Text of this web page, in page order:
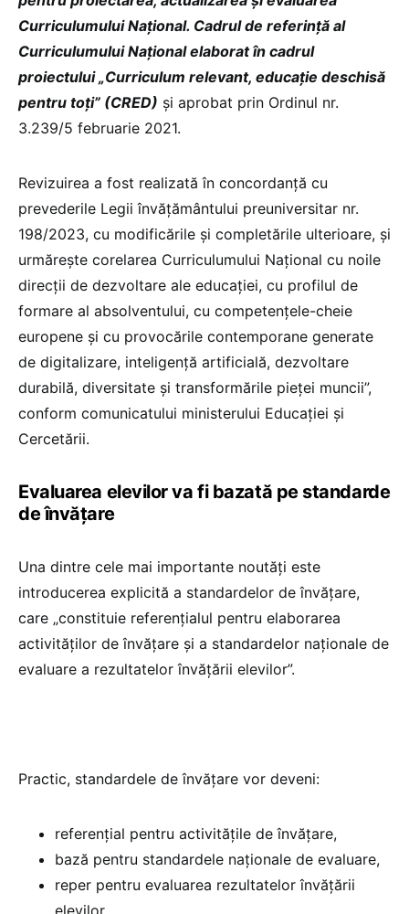
Curriculumului Național. Cadrul de referință al
Curriculumului Național elaborat în cadrul
proiectului „Curriculum relevant, educație deschisă
pentru toți” (CRED) și aprobat prin Ordinul nr.
3.239/5 februarie 2021.
Revizuirea a fost realizată în concordanță cu
prevederile Legii învățământului preuniversitar nr.
198/2023, cu modificările și completările ulterioare, și
urmărește corelarea Curriculumului Național cu noile
direcții de dezvoltare ale educației, cu profilul de
formare al absolventului, cu competențele-cheie
europene și cu provocările contemporane generate
de digitalizare, inteligență artificială, dezvoltare
durabilă, diversitate și transformările pieței muncii”,
conform comunicatului ministerului Educației și
Cercetării.
Evaluarea elevilor va fi bazată pe standarde
de învățare
Una dintre cele mai importante noutăți este
introducerea explicită a standardelor de învățare,
care „constituie referențialul pentru elaborarea
activităților de învățare și a standardelor naționale de
evaluare a rezultatelor învățării elevilor”.
Practic, standardele de învățare vor deveni:
referențial pentru activitățile de învățare,
bază pentru standardele naționale de evaluare,
reper pentru evaluarea rezultatelor învățării
elevilor.